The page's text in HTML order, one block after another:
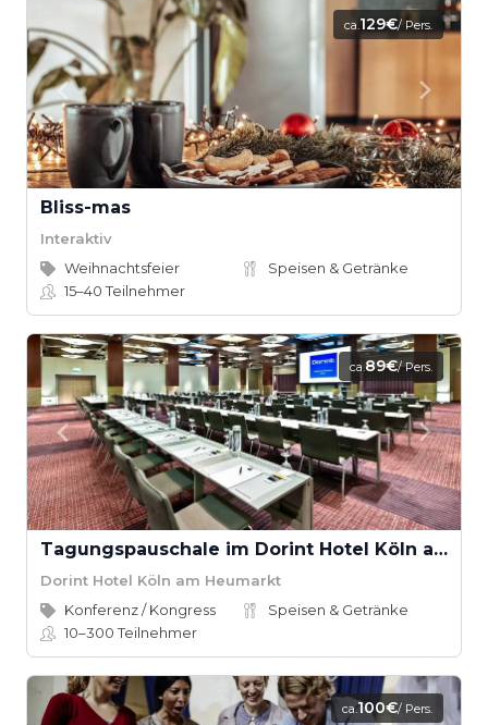
ca.129€/ Pers.
Bliss-mas
Interaktiv
Weihnachtsfeier
Speisen & Getränke
15–40Teilnehmer
ca.89€/ Pers.
Tagungspauschale im Dorint Hotel Köln am Heumarkt
Dorint Hotel Köln am Heumarkt
Konferenz / Kongress
Speisen & Getränke
10–300Teilnehmer
ca.100€/ Pers.